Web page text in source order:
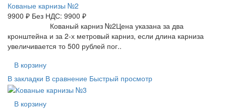
Кованые карнизы №2
9900 ₽ Без НДС: 9900 ₽
Кованый карниз №2Цена указана за два
кронштейна и за 2-х метровый карниз, если длина карниза
увеличивается то 500 рублей пог..
В корзину
В закладки В сравнение Быстрый просмотр
В корзину